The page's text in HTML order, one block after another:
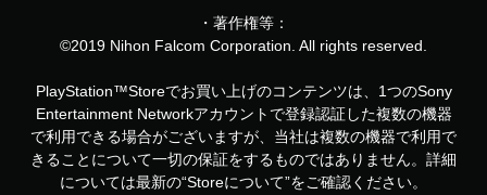
・著作権等：
©2019 Nihon Falcom Corporation. All rights reserved.
PlayStation™Storeでお買い上げのコンテンツは、1つのSony
Entertainment Networkアカウントで登録認証した複数の機器
で利用できる場合がございますが、当社は複数の機器で利用で
きることについて一切の保証をするものではありません。詳細
については最新の“Storeについて”をご確認ください。